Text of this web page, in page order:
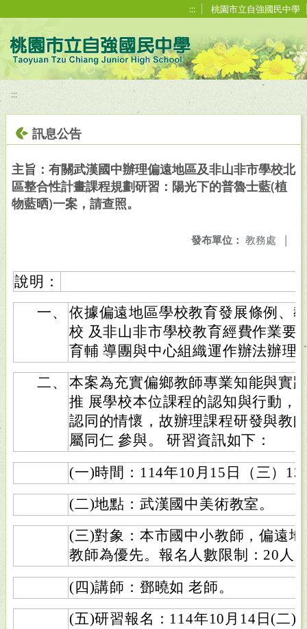
::: 桃園市立自強國民中學
:::
訊息公告
主旨：有關武漢國中辦理偏遠地區及非山非市學校北
區整合性計畫課程規劃研習：陽光下的普魯士藍(植
物藍晒)一案，請查照。
發布單位： 教務處 |
說明：
一、
依據偏遠地區學校教育發展條例、
校 及非山非市學校教育經費作業要
育輔 導團與中心組織運作辦法辦理
二、
本案為充實偏鄉教師專業知能與實
推 展學校本位課程的認知與行動，
認同的情懷，故辦理課程研發與教
屬同仁 參與。 研習資訊如下：
(一)時間：114年10月15日（三）
(二)地點：武漢國中美術教室。
(三)對象：本市國中小教師，偏遠
教師為優先。報名人數限制：20人
(四)講師：鄧曉如 老師。
(五)研習報名：114年10月14日(二)